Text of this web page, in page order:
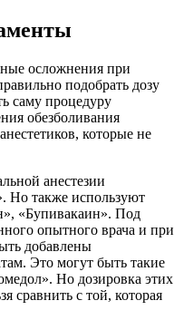
осложнения при
подобрать дозу
саму процедуру
обезболивания
которые не
анестезии
Но также используют
«Бупивакаин». Под
опытного врача и при
добавлены
Это могут быть такие
Но дозировка этих
сравнить с той, которая